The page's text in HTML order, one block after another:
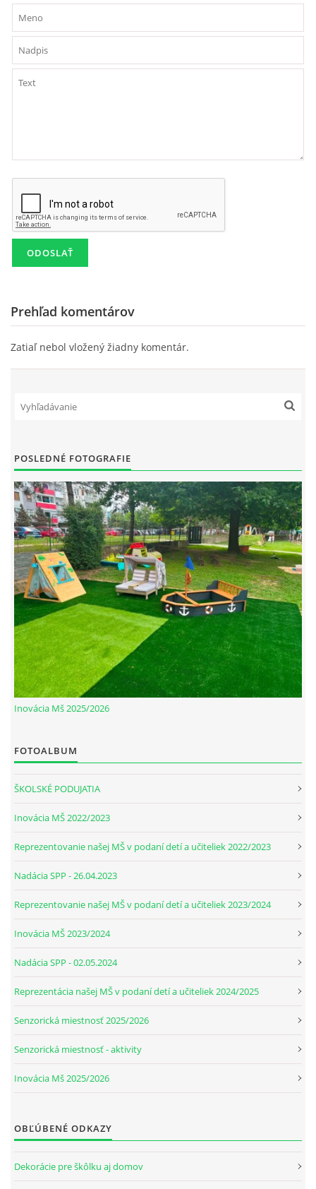
Prehľad komentárov
Zatiaľ nebol vložený žiadny komentár.
POSLEDNÉ FOTOGRAFIE
Inovácia Mš 2025/2026
FOTOALBUM
ŠKOLSKÉ PODUJATIA
Inovácia MŠ 2022/2023
Reprezentovanie našej MŠ v podaní detí a učiteliek 2022/2023
Nadácia SPP - 26.04.2023
Reprezentovanie našej MŠ v podaní detí a učiteliek 2023/2024
Inovácia MŠ 2023/2024
Nadácia SPP - 02.05.2024
Reprezentácia našej MŠ v podaní detí a učiteliek 2024/2025
Senzorická miestnosť 2025/2026
Senzorická miestnosť - aktivity
Inovácia Mš 2025/2026
OBĽÚBENÉ ODKAZY
Dekorácie pre škôlku aj domov